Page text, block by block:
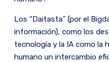
Los “Daitasta” (por el
información), como los
tecnología y la IA como la
humano un intercambio